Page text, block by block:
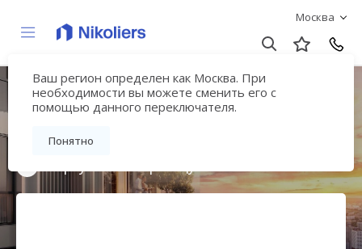
Москва
Ваш регион определен как Москва. При
необходимости вы можете сменить его с
помощью данного переключателя.
Понятно
Мультиквартал
«ВЕЕР»